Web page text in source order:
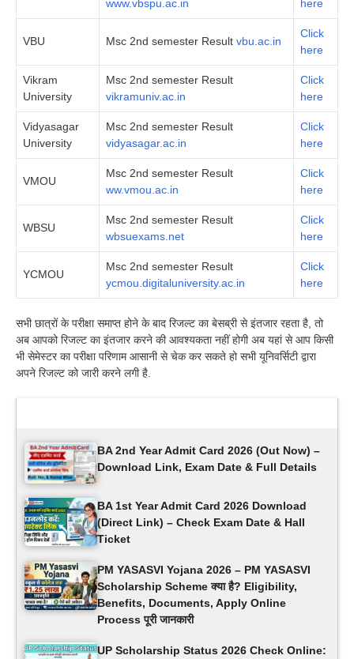
www.vbspu.ac.in here
VBU Msc 2nd semester Result vbu.ac.in
Click
here
Vikram
University
Msc 2nd semester Result
vikramuniv.ac.in
Click
here
Vidyasagar
University
Msc 2nd semester Result
vidyasagar.ac.in
Click
here
VMOU
Msc 2nd semester Result
ww.vmou.ac.in
Click
here
WBSU
Msc 2nd semester Result
wbsuexams.net
Click
here
YCMOU
Msc 2nd semester Result
ycmou.digitaluniversity.ac.in
Click
here
सभी छात्रों के परीक्षा समाप्त होने के बाद रिजल्ट का बेसब्री से इंतजार रहता है, तो
अब आपको रिजल्ट का इंतजार करने की आवश्यकता नहीं होगी अब यहां से आप किसी
भी सेमेस्टर का परीक्षा परिणाम आसानी से चेक कर सकते हो सभी यूनिवर्सिटी द्वारा
अपने रिजल्ट को जारी करने लगी है.
BA 2nd Year Admit Card 2026 (Out Now) –
Download Link, Exam Date & Full Details
BA 1st Year Admit Card 2026 Download
(Direct Link) – Check Exam Date & Hall
Ticket
PM YASASVI Yojana 2026 – PM YASASVI
Scholarship Scheme क्या है? Eligibility,
Benefits, Documents, Apply Online
Process पूरी जानकारी
UP Scholarship Status 2026 Check Online: